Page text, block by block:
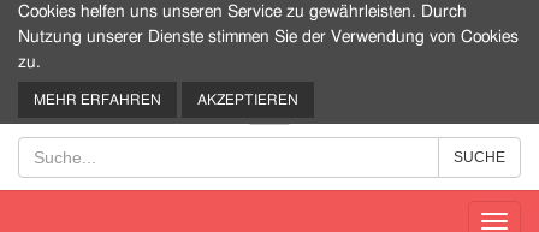
0
Cookies helfen uns unseren Service zu gewährleisten. Durch
Nutzung unserer Dienste stimmen Sie der Verwendung von Cookies
zu.
MEHR ERFAHREN AKZEPTIEREN